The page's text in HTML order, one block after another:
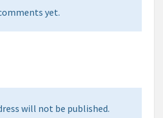
yet.
will not be published.